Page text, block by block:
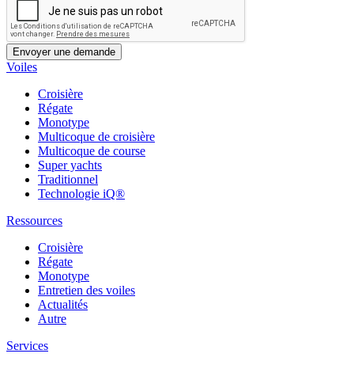
Voiles
Croisière
Régate
Monotype
Multicoque de croisière
Multicoque de course
Super yachts
Traditionnel
Technologie iQ®
Ressources
Croisière
Régate
Monotype
Entretien des voiles
Actualités
Autre
Services